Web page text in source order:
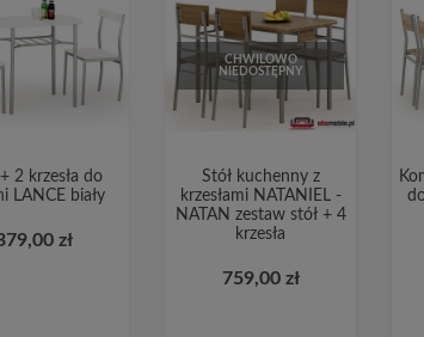
2 krzesła do
LANCE biały
zł
CHWILOWO
NIEDOSTĘPNY
Stół kuchenny z
krzesłami NATANIEL -
NATAN zestaw stół + 4
krzesła
759,00 zł